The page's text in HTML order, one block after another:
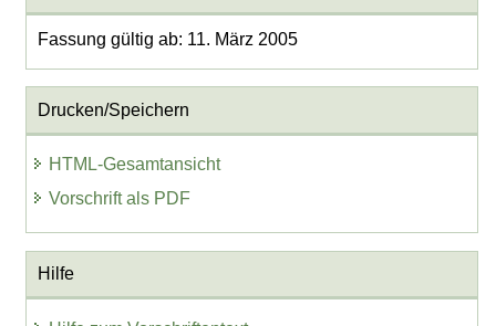
Fassung gültig ab: 11. März 2005
Drucken/Speichern
HTML-Gesamtansicht
Vorschrift als PDF
Hilfe